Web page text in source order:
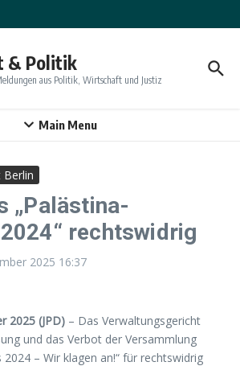
& Politik
aus Politik, Wirtschaft und Justiz
Main Menu
Berlin
„Palästina-
rechtswidrig
2025 16:37
2025 (JPD) – Das Verwaltungsgericht
und das Verbot der Versammlung
2024 – Wir klagen an!“ für rechtswidrig